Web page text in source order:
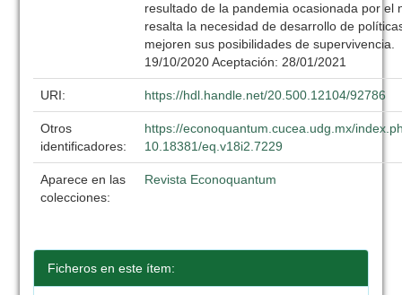
resultado de la pandemia ocasionada por el
resalta la necesidad de desarrollo de
mejoren sus posibilidades de
19/10/2020 Aceptación: 28/01/2021
URI: https://hdl.handle.net/20.500.12104/92786
Otros
identificadores:
https://econoquantum.cucea.udg.mx/
10.18381/eq.v18i2.7229
Aparece en las
colecciones:
Revista Econoquantum
Ficheros en este ítem: